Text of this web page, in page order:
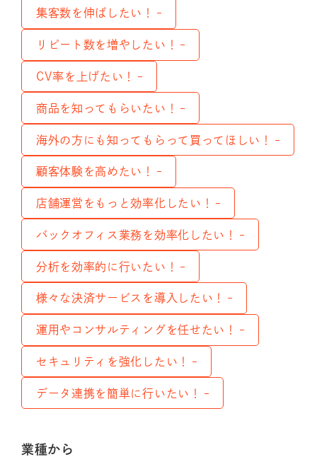
集客数を伸ばしたい！
リピート数を増やしたい！
CV率を上げたい！
商品を知ってもらいたい！
海外の方にも知ってもらって買ってほしい！
顧客体験を高めたい！
店舗運営をもっと効率化したい！
バックオフィス業務を効率化したい！
分析を効率的に行いたい！
様々な決済サービスを導入したい！
運用やコンサルティングを任せたい！
セキュリティを強化したい！
データ連携を簡単に行いたい！
業種から